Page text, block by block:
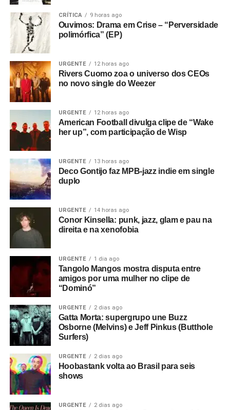
CRÍTICA 9 horas ago
Ouvimos: Drama em Crise – “Perversidade
polimórfica” (EP)
URGENTE 12 horas ago
Rivers Cuomo zoa o universo dos CEOs
no novo single do Weezer
URGENTE 12 horas ago
American Football divulga clipe de “Wake
her up”, com participação de Wisp
URGENTE 13 horas ago
Deco Gontijo faz MPB-jazz indie em single
duplo
URGENTE 14 horas ago
Conor Kinsella: punk, jazz, glam e pau na
direita e na xenofobia
URGENTE 1 dia ago
Tangolo Mangos mostra disputa entre
amigos por uma mulher no clipe de
“Dominó”
URGENTE 2 dias ago
Gatta Morta: supergrupo une Buzz
Osborne (Melvins) e Jeff Pinkus (Butthole
Surfers)
URGENTE 2 dias ago
Hoobastank volta ao Brasil para seis
shows
URGENTE 2 dias ago